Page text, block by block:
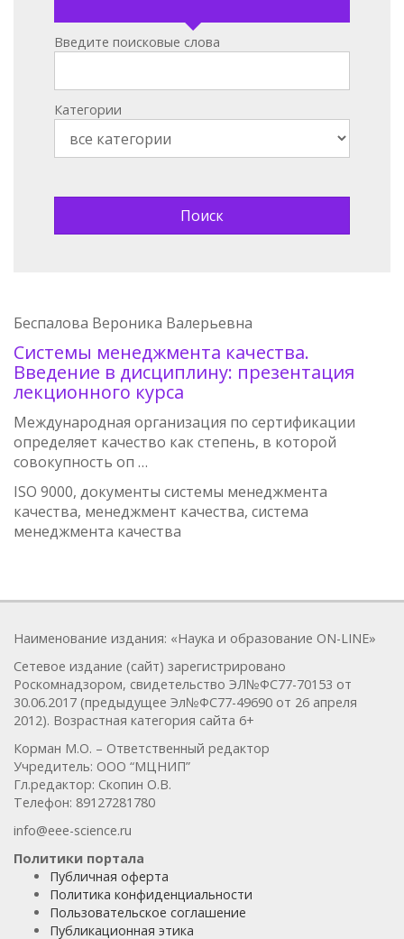
Введите поисковые слова
Категории
Беспалова Вероника Валерьевна
Системы менеджмента качества.
Введение в дисциплину: презентация
лекционного курса
Международная организация по сертификации
определяет качество как степень, в которой
совокупность оп …
ISO 9000, документы системы менеджмента
качества, менеджмент качества, система
менеджмента качества
Наименование издания: «Наука и образование ON-LINE»
Сетевое издание (сайт) зарегистрировано
Роскомнадзором, свидетельство ЭЛ№ФС77-70153 от
30.06.2017 (предыдущее Эл№ФC77-49690 от 26 апреля
2012). Возрастная категория сайта 6+
Корман М.О. – Ответственный редактор
Учредитель: ООО “МЦНИП”
Гл.редактор: Скопин О.В.
Телефон: 89127281780
info@eee-science.ru
Политики портала
Публичная оферта
Политика конфиденциальности
Пользовательское соглашение
Публикационная этика